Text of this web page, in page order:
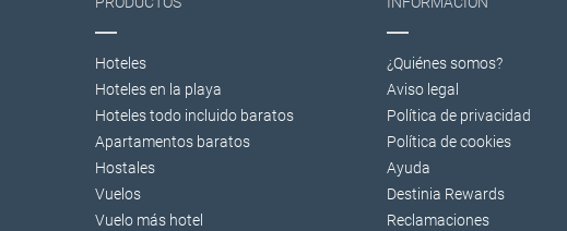
Hoteles
Hoteles en la playa
Hoteles todo incluido baratos
Apartamentos baratos
Hostales
Vuelos
Vuelo más hotel
¿Quiénes somos?
Aviso legal
Polí­tica de privacidad
Política de cookies
Ayuda
Destinia Rewards
Reclamaciones